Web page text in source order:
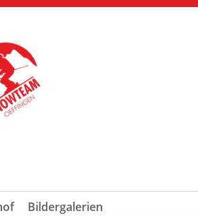
Bildergalerien